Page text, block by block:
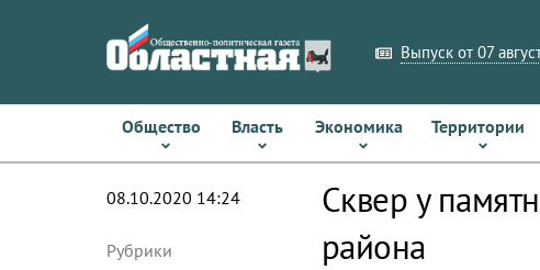
Выпуск от 07
Общество Власть Экономика Территории
08.10.2020 14:24
Рубрики
Сквер у
района